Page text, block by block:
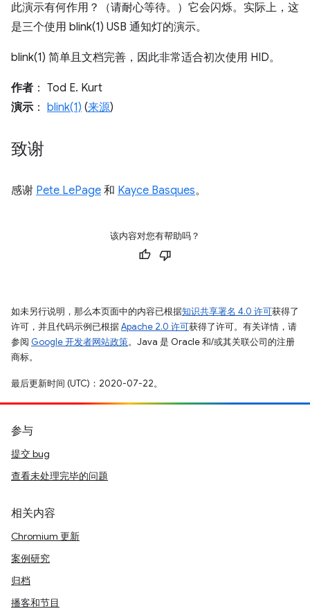
此演示有何作用？（请耐心等待。）它会闪烁。实际上，这
是三个使用 blink(1) USB 通知灯的演示。
blink(1) 简单且文档完善，因此非常适合初次使用 HID。
作者 ： Tod E. Kurt
演示 ： blink(1) (来源)
致谢
感谢 Pete LePage 和 Kayce Basques。
该内容对您有帮助吗？
如未另行说明，那么本页面中的内容已根据知识共享署名 4.0 许可获得了
许可，并且代码示例已根据Apache 2.0 许可获得了许可。有关详情，请
参阅 Google 开发者网站政策。Java 是 Oracle 和/或其关联公司的注册
商标。
最后更新时间 (UTC)：2020-07-22。
参与
提交 bug
查看未处理完毕的问题
相关内容
Chromium 更新
案例研究
归档
播客和节目